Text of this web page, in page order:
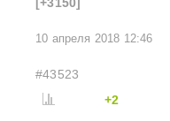
[+3150]
10 апреля 2018 12:46
#43523
+2